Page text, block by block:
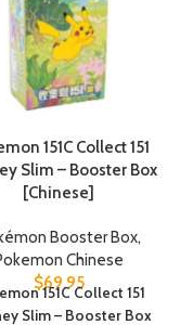
151C Collect 151
Slim – Booster Box
[Chinese]
Booster Box,
Chinese
$69.95
151C Collect 151
Slim – Booster Box